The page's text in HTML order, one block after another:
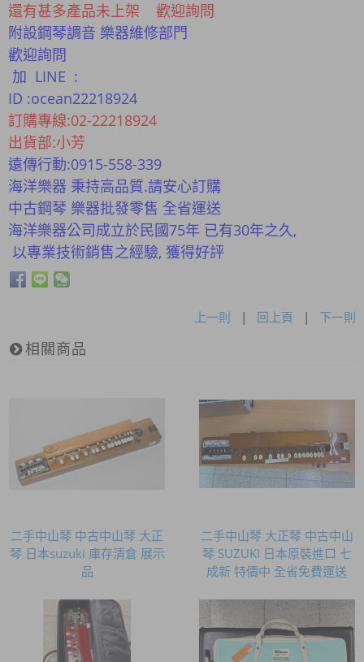
還有甚多產品未上架 歡迎詢問
附設鋼琴調音 樂器維修部門
歡迎詢問
加 LINE :
ID :ocean22218924
訂購專線:02-22218924
出貨部:小芳
遠傳行動:0915-558-339
海洋樂器 秉持高品質.請安心訂購
中古鋼琴 樂器批發零售 全省運送
海洋樂器公司成立於民國75年 已有30年之久,
以專業技術銷售之經驗, 獲得好評
上一則 | 回上頁 | 下一則
相關商品
二手中山琴 中古中山琴 大正
琴 日本suzuki 庫存清倉 展示
品
二手中山琴 大正琴 中古中山
琴 SUZUKI 日本原裝進口 七
成新 特價中 全省免費運送